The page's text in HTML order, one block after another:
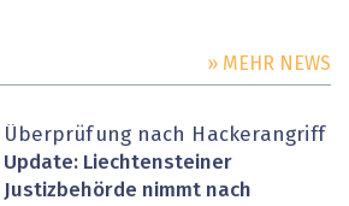
» MEHR NEWS
Überprüfung nach Hackerangriff
Update: Liechtensteiner
Justizbehörde nimmt nach